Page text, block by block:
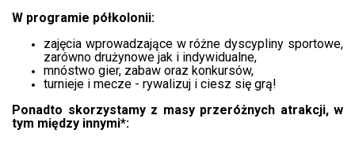
W programie półkolonii:
zajęcia wprowadzające w różne dyscypliny sportowe,
zarówno drużynowe jak i indywidualne,
mnóstwo gier, zabaw oraz konkursów,
turnieje i mecze - rywalizuj i ciesz się grą!
Ponadto skorzystamy z masy przeróżnych atrakcji, w
tym między innymi*: